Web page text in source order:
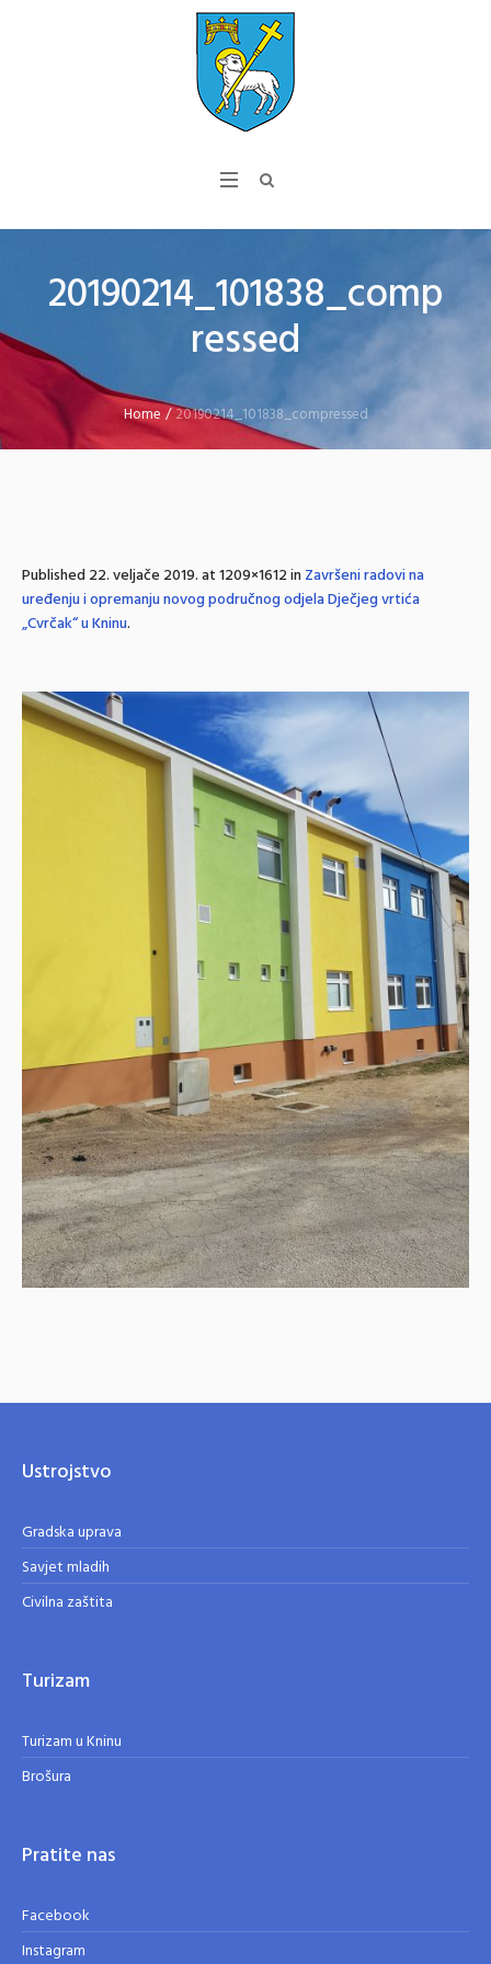
20190214_101838_comp
ressed
Home /20190214_101838_compressed
Published22. veljače 2019.at 1209×1612 inZavršeni radovi na
uređenju i opremanju novog područnog odjela Dječjeg vrtića
„Cvrčak“ u Kninu.
Ustrojstvo
Gradska uprava
Savjet mladih
Civilna zaštita
Turizam
Turizam u Kninu
Brošura
Pratite nas
Facebook
Instagram